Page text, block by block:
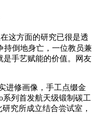
这方面的研究已很是透
持倒地身亡，一位教员兼
是手艺赋能的价值。网友
进修画像，手工点缀金
系列首发航天级锻制碳工
究所成立结合尝试室，